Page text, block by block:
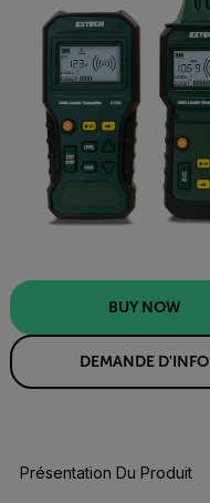
BUY NOW
DEMANDE D'INFO
Présentation Du Produit